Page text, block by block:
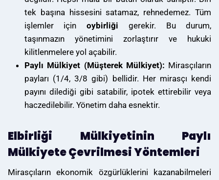
tek başına hissesini satamaz, rehnedemez. Tüm
işlemler içinoybirliği gerekir. Bu durum,
taşınmazın yönetimini zorlaştırır ve hukuki
kilitlenmelere yol açabilir.
Paylı Mülkiyet (Müşterek Mülkiyet): Mirasçıların
payları (1/4, 3/8 gibi) bellidir. Her mirasçı kendi
payını dilediği gibi satabilir, ipotek ettirebilir veya
haczedilebilir. Yönetim daha esnektir.
Elbirliği Mülkiyetinin Paylı
Mülkiyete Çevrilmesi Yöntemleri
Mirasçıların ekonomik özgürlüklerini kazanabilmeleri